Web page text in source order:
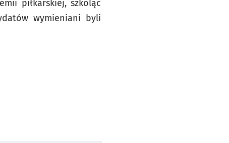
piłkarskiej, szkoląc
wymieniani byli